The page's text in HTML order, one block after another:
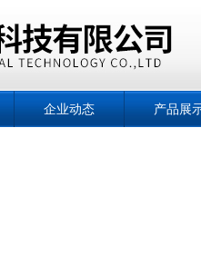
企业动态 产品展